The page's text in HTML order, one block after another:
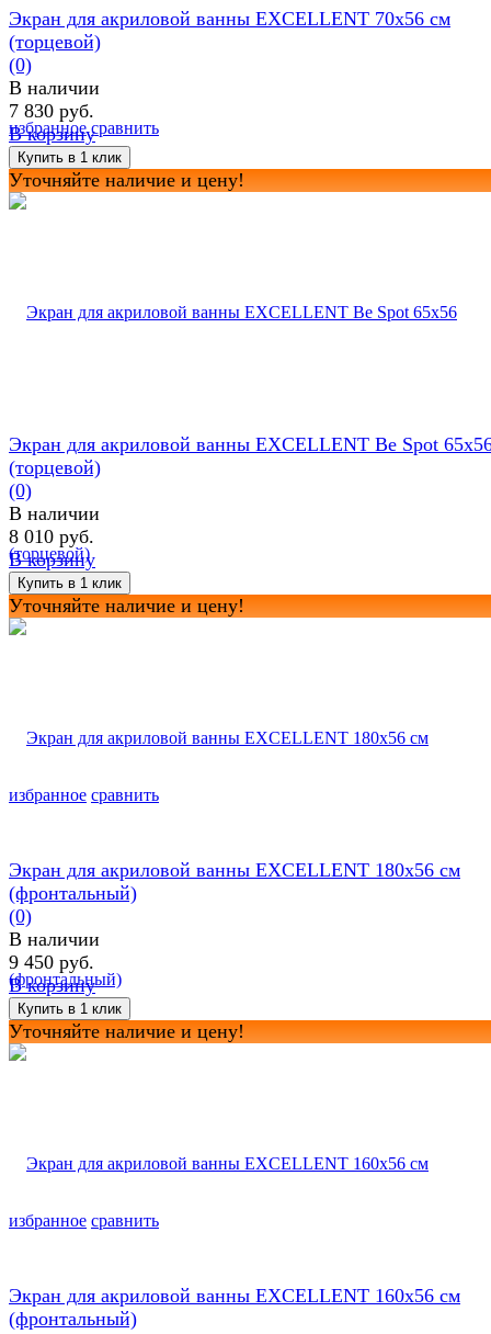
избранное сравнить
Экран для акриловой ванны EXCELLENT 70х56 см
(торцевой)
(0)
В наличии
7 830 руб.
В корзину
Уточняйте наличие и цену!
избранное сравнить
Экран для акриловой ванны EXCELLENT Be Spot
(торцевой)
(0)
В наличии
8 010 руб.
В корзину
Уточняйте наличие и цену!
избранное сравнить
Экран для акриловой ванны EXCELLENT 180х56 см
(фронтальный)
(0)
В наличии
9 450 руб.
В корзину
Уточняйте наличие и цену!
Экран для акриловой ванны EXCELLENT 160х56 см
(фронтальный)